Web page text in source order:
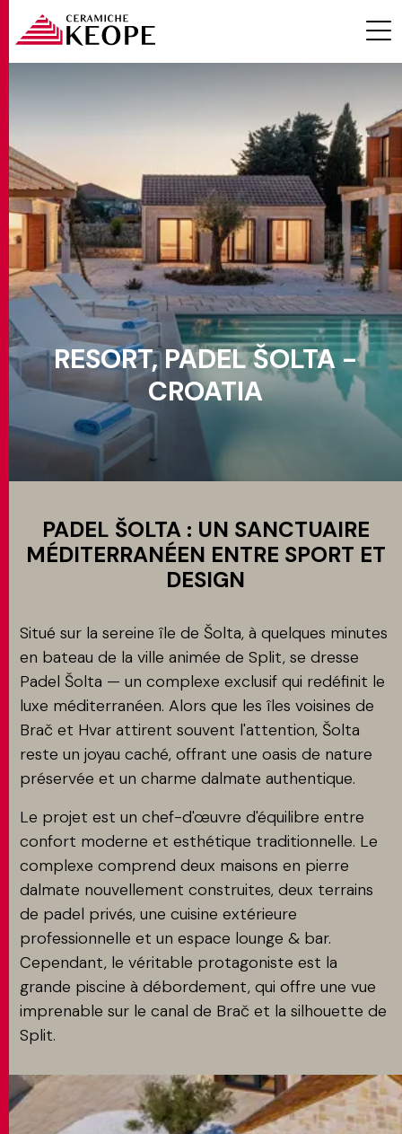
PROJETS
MAGAZINE
CONTACTS
MATCH APP
RECHERCHE
RESORT, PADEL ŠOLTA -
CROATIA
PADEL ŠOLTA : UN SANCTUAIRE
MÉDITERRANÉEN ENTRE SPORT ET
DESIGN
Situé sur la sereine île de Šolta, à quelques minutes
en bateau de la ville animée de Split, se dresse
Padel Šolta — un complexe exclusif qui redéfinit le
luxe méditerranéen. Alors que les îles voisines de
Brač et Hvar attirent souvent l'attention, Šolta
reste un joyau caché, offrant une oasis de nature
préservée et un charme dalmate authentique.
Le projet est un chef-d'œuvre d'équilibre entre
confort moderne et esthétique traditionnelle. Le
complexe comprend deux maisons en pierre
dalmate nouvellement construites, deux terrains
de padel privés, une cuisine extérieure
professionnelle et un espace lounge & bar.
Cependant, le véritable protagoniste est la
grande piscine à débordement, qui offre une vue
imprenable sur le canal de Brač et la silhouette de
Split.